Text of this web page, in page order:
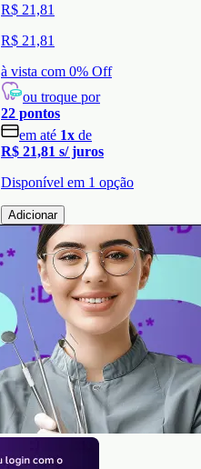
R$ 21,81
R$ 21,81
à vista com 0% Off
ou troque por
22 pontos
em até 1x de
R$ 21,81 s/ juros
Disponível em 1 opção
Adicionar